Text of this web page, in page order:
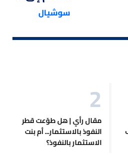
سوشيال
مقال رأي | هل طوّعت قطر
النفوذ بالاستثمار... أم بنت
الاستثمار بالنفوذ؟